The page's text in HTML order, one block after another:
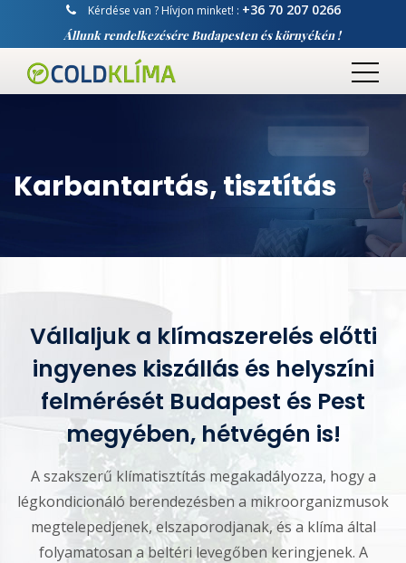
Kérdése van ? Hívjon minket! : +36 70 207 0266
Állunk rendelkezésére Budapesten és környékén !
Karbantartás, tisztítás
Vállaljuk a klímaszerelés előtti
ingyenes kiszállás és helyszíni
felmérését Budapest és Pest
megyében, hétvégén is!​
A szakszerű klímatisztítás megakadályozza, hogy a
légkondicionáló berendezésben a mikroorganizmusok
megtelepedjenek, elszaporodjanak, és a klíma által
folyamatosan a beltéri levegőben keringjenek. A